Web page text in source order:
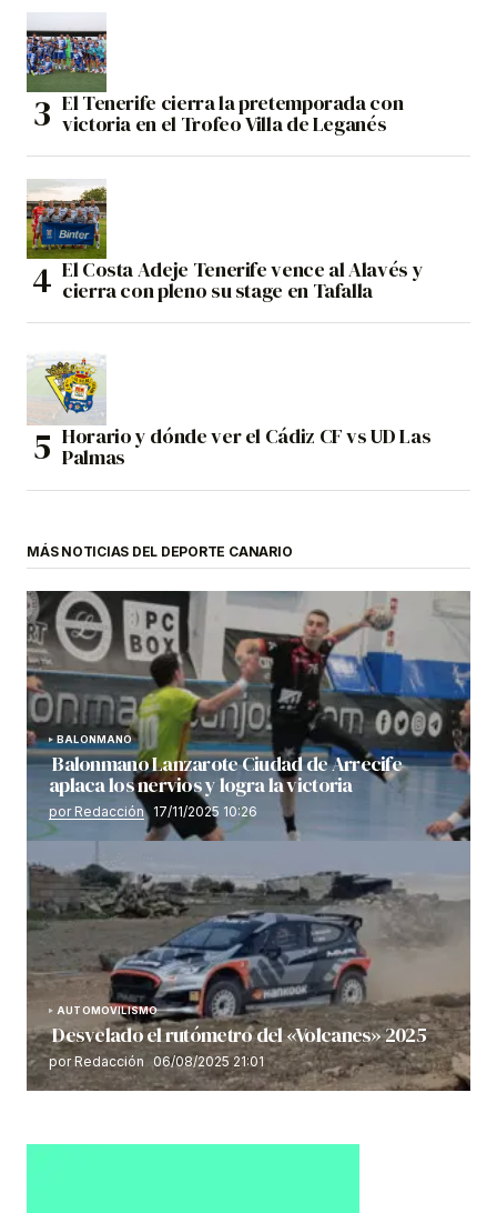
El Tenerife cierra la pretemporada con
victoria en el Trofeo Villa de Leganés
El Costa Adeje Tenerife vence al Alavés y
cierra con pleno su stage en Tafalla
Horario y dónde ver el Cádiz CF vs UD Las
Palmas
MÁS NOTICIAS DEL DEPORTE CANARIO
BALONMANO
Balonmano Lanzarote Ciudad de Arrecife
aplaca los nervios y logra la victoria
por Redacción 17/11/2025 10:26
AUTOMOVILISMO
Desvelado el rutómetro del «Volcanes» 2025
por Redacción 06/08/2025 21:01